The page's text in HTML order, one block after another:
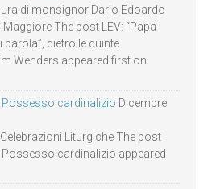
di monsignor Dario Edoardo
The post LEV: “Papa
dietro le quinte
Wenders appeared first on
Possesso cardinalizio Dicembre
Liturgiche The post
Possesso cardinalizio appeared